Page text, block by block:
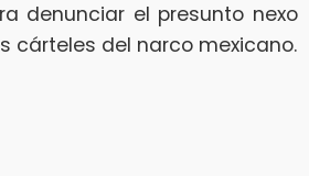
denunciar el presunto nexo
cárteles del narco mexicano.